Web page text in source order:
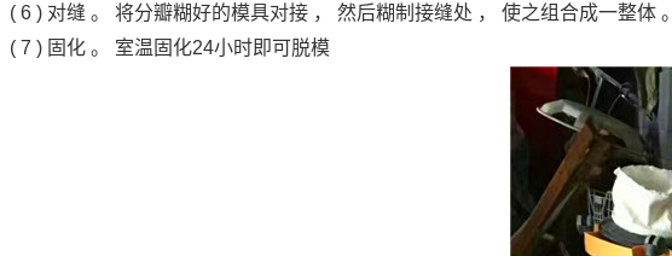
( 6 ) 对缝 。 将分瓣糊好的模具对接 ， 然后糊制接缝处 ， 使之组合成一整体 。
( 7 ) 固化 。 室温固化24小时即可脱模